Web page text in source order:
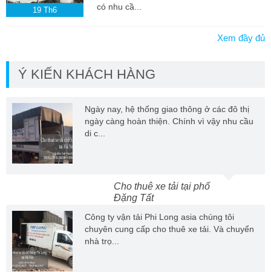
19 Th6
có nhu cầ...
Xem đầy đủ
Ý KIẾN KHÁCH HÀNG
Ngày nay, hệ thống giao thông ở các đô thị
ngày càng hoàn thiện. Chính vì vậy nhu cầu
di c...
Cho thuê xe tải tại phố
Đặng Tất
Công ty vận tải Phi Long asia chúng tôi
chuyên cung cấp cho thuê xe tải. Và chuyển
nhà trọ...